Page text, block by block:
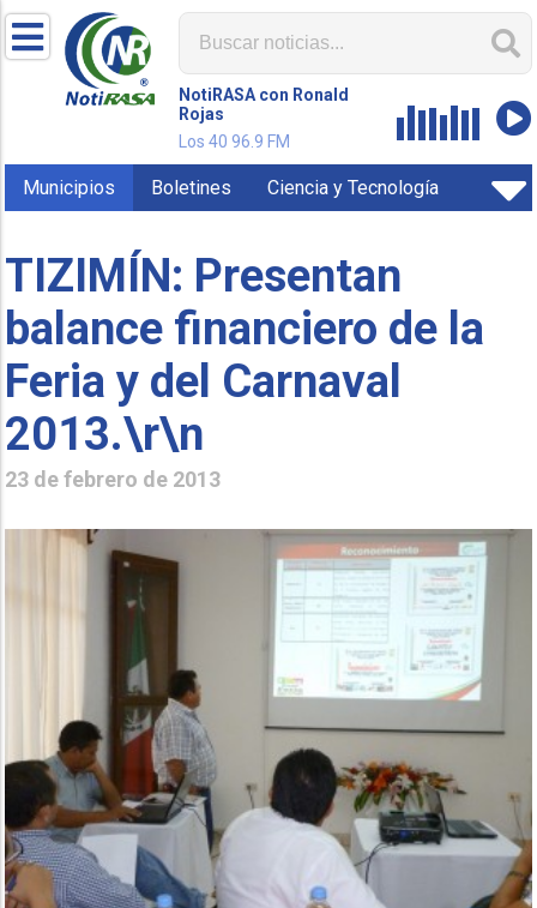
NotiRASA con Ronald
Rojas
Los 40 96.9 FM
Municipios Boletines Ciencia y Tecnología
TIZIMÍN: Presentan
balance financiero de la
Feria y del Carnaval
2013.\r\n
23 de febrero de 2013